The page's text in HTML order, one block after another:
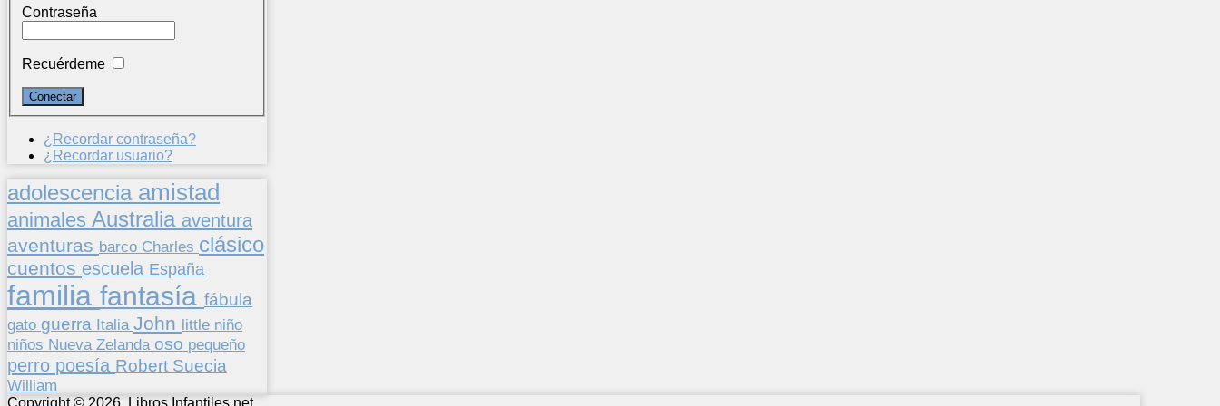
Contraseña
Recuérdeme
¿Recordar contraseña?
¿Recordar usuario?
adolescencia amistad
animales Australia aventura
aventuras barco Charles clásico
cuentos escuela España
familia fantasía fábula
gato guerra Italia John little niño
niños Nueva Zelanda oso pequeño
perro poesía Robert Suecia
William